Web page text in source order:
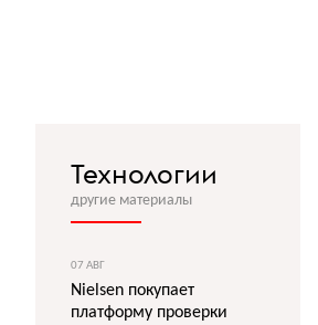
Технологии
другие материалы
07 АВГ
Nielsen покупает
платформу проверки